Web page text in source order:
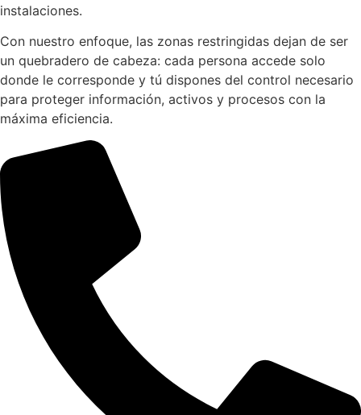
instalaciones.
Con nuestro enfoque, las zonas restringidas dejan de ser
un quebradero de cabeza: cada persona accede solo
donde le corresponde y tú dispones del control necesario
para proteger información, activos y procesos con la
máxima eficiencia.